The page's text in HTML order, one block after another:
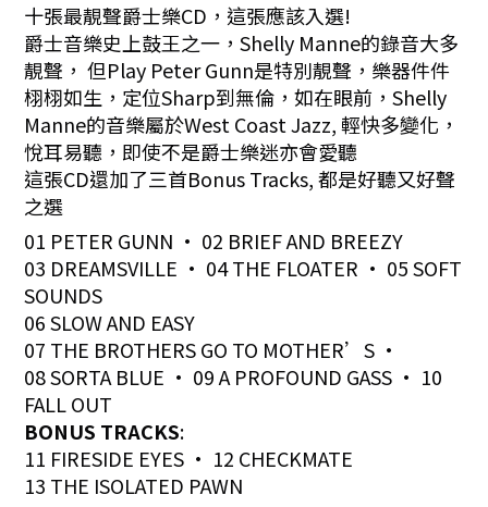
十張最靚聲爵士樂CD，這張應該入選!
爵士音樂史上鼓王之一，Shelly Manne的錄音大多
靚聲， 但Play Peter Gunn是特別靚聲，樂器件件
栩栩如生，定位Sharp到無倫，如在眼前，Shelly
Manne的音樂屬於West Coast Jazz, 輕快多變化，
悅耳易聽，即使不是爵士樂迷亦會愛聽
這張CD還加了三首Bonus Tracks, 都是好聽又好聲
之選
01 PETER GUNN • 02 BRIEF AND BREEZY
03 DREAMSVILLE • 04 THE FLOATER • 05 SOFT
SOUNDS
06 SLOW AND EASY
07 THE BROTHERS GO TO MOTHER’S •
08 SORTA BLUE • 09 A PROFOUND GASS • 10
FALL OUT
BONUS TRACKS:
11 FIRESIDE EYES • 12 CHECKMATE
13 THE ISOLATED PAWN